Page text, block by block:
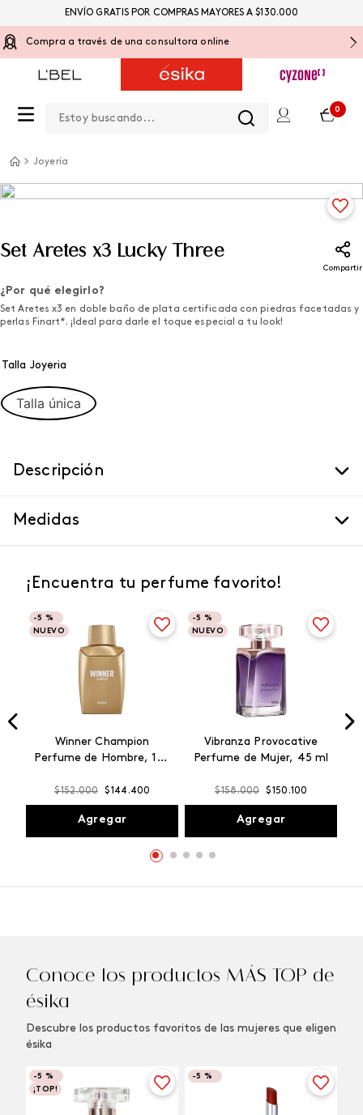
Compra a través de una consultora online
0
ENVÍO GRATIS POR COMPRAS MAYORES A $130.000
Joyería
Set Aretes x3 Lucky Three
Compartir
¿Por qué elegirlo?
Set Aretes x3 en doble baño de plata certificada con piedras facetadas y
perlas Finart*. ¡Ideal para darle el toque especial a tu look!
Talla Joyeria
Talla única
Descripción
Medidas
¡Encuentra tu perfume favorito!
-5 %
NUEVO
Winner Champion
Perfume de Hombre, 100
$152.000 $144 .400
Agregar
-5 %
NUEVO
Vibranza Provocative
Perfume de Mujer, 45 ml
$158.000 $150 .100
Agregar
Conoce los productos MÁS TOP de
ésika
Descubre los productos favoritos de las mujeres que eligen
ésika
-5 %
¡TOP!
-5 %